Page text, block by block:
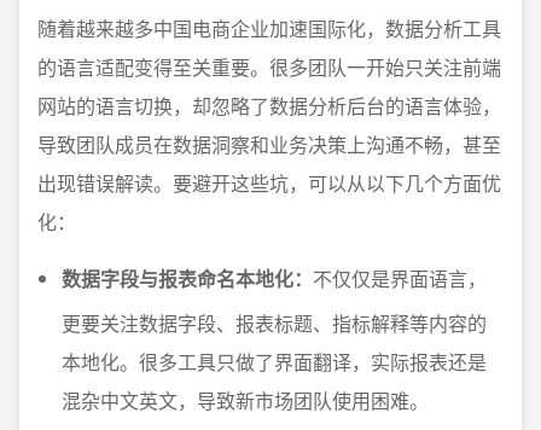
随着越来越多中国电商企业加速国际化，数据分析工具
的语言适配变得至关重要。很多团队一开始只关注前端
网站的语言切换，却忽略了数据分析后台的语言体验，
导致团队成员在数据洞察和业务决策上沟通不畅，甚至
出现错误解读。要避开这些坑，可以从以下几个方面优
化：
数据字段与报表命名本地化： 不仅仅是界面语言，
更要关注数据字段、报表标题、指标解释等内容的
本地化。很多工具只做了界面翻译，实际报表还是
混杂中文英文，导致新市场团队使用困难。